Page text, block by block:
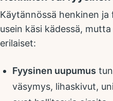
Käytännössä henkinen
usein käsi kädessä,
erilaiset:
Fyysinen uupumus
väsymys, lihaskivut,